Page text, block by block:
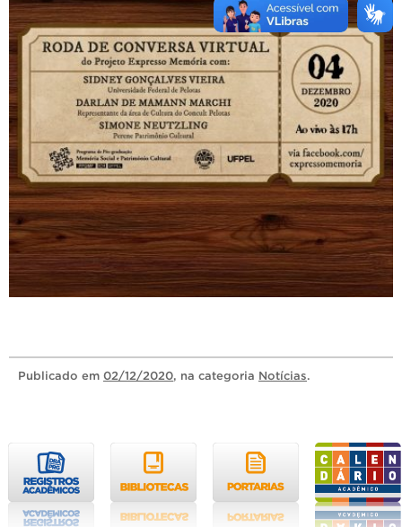
Publicado em 02/12/2020, na categoria Notícias.